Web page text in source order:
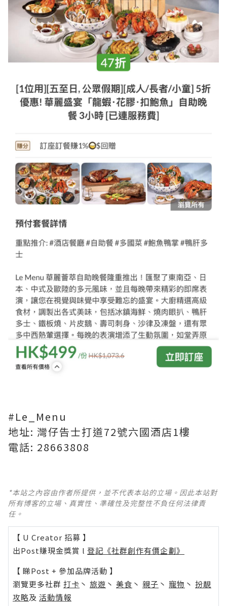
#Le_Menu
地址: 灣仔告士打道72號六國酒店1樓
電話: 28663808
*本站之內容由作者所提供，並不代表本站的立場。因此本站對
所有博客的立場、真實性、準確性及完整性不負任何法律責
任。
【 U Creator 招募 】
出Post賺現金獎賞 l 登記《社群創作有價企劃》
【 睇Post + 參加品牌活動 】
瀏覽更多社群 打卡 丶 旅遊 丶 美食 丶 親子 丶 寵物 丶 扮靚
攻略及 活動情報